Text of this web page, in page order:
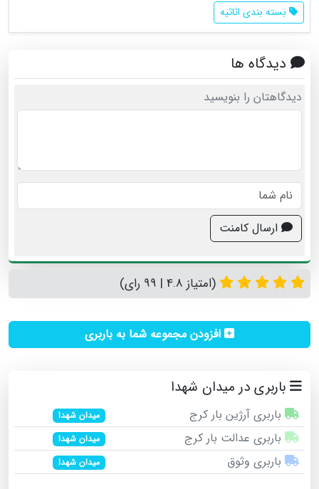
بسته بندی اثاثیه
دیدگاه ها
دیدگاهتان را بنویسید
ارسال کامنت
(امتیاز 4.8 | 99 رای)
افزودن مجموعه شما به باربری
باربری در میدان شهدا
باربری آرژین بار کرج میدان شهدا
باربری عدالت بار کرج میدان شهدا
باربری وثوق میدان شهدا